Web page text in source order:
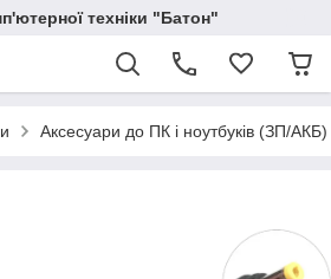
техніки "Батон"
Аксесуари до ПК і ноутбуків (ЗП/АКБ)